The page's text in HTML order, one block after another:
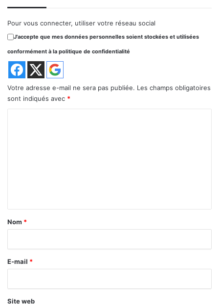
Pour vous connecter, utiliser votre réseau social
J'accepte que mes données personnelles soient stockées et utilisées
conformément à la politique de confidentialité
Votre adresse e-mail ne sera pas publiée. Les champs obligatoires
sont indiqués avec *
a
r
e
Nom *
E-mail *
Site web